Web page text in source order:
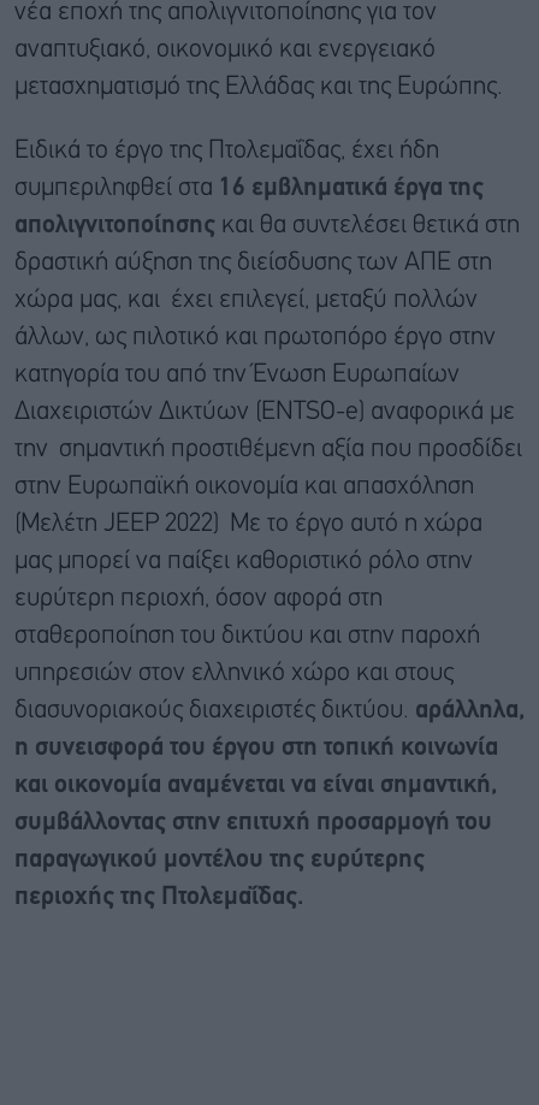
νέα εποχή της απολιγνιτοποίησης για τον
αναπτυξιακό, οικονομικό και ενεργειακό
μετασχηματισμό της Ελλάδας και της Ευρώπης.
Ειδικά το έργο της Πτολεμαΐδας, έχει ήδη
συμπεριληφθεί στα 16 εμβληματικά έργα της
απολιγνιτοποίησης και θα συντελέσει θετικά στη
δραστική αύξηση της διείσδυσης των ΑΠΕ στη
χώρα μας, και έχει επιλεγεί, μεταξύ πολλών
άλλων, ως πιλοτικό και πρωτοπόρο έργο στην
κατηγορία του από την Ένωση Ευρωπαίων
Διαχειριστών Δικτύων (ENTSO-e) αναφορικά με
την σημαντική προστιθέμενη αξία που προσδίδει
στην Ευρωπαϊκή οικονομία και απασχόληση
(Μελέτη JEEP 2022) Με το έργο αυτό η χώρα
μας μπορεί να παίξει καθοριστικό ρόλο στην
ευρύτερη περιοχή, όσον αφορά στη
σταθεροποίηση του δικτύου και στην παροχή
υπηρεσιών στον ελληνικό χώρο και στους
διασυνοριακούς διαχειριστές δικτύου. αράλληλα,
η συνεισφορά του έργου στη τοπική κοινωνία
και οικονομία αναμένεται να είναι σημαντική,
συμβάλλοντας στην επιτυχή προσαρμογή του
παραγωγικού μοντέλου της ευρύτερης
περιοχής της Πτολεμαΐδας.